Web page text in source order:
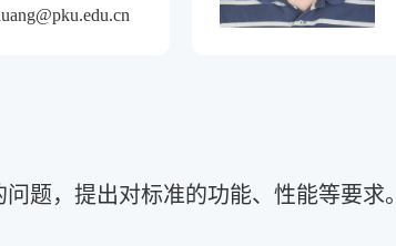
题，提出对标准的功能、性能等要求。